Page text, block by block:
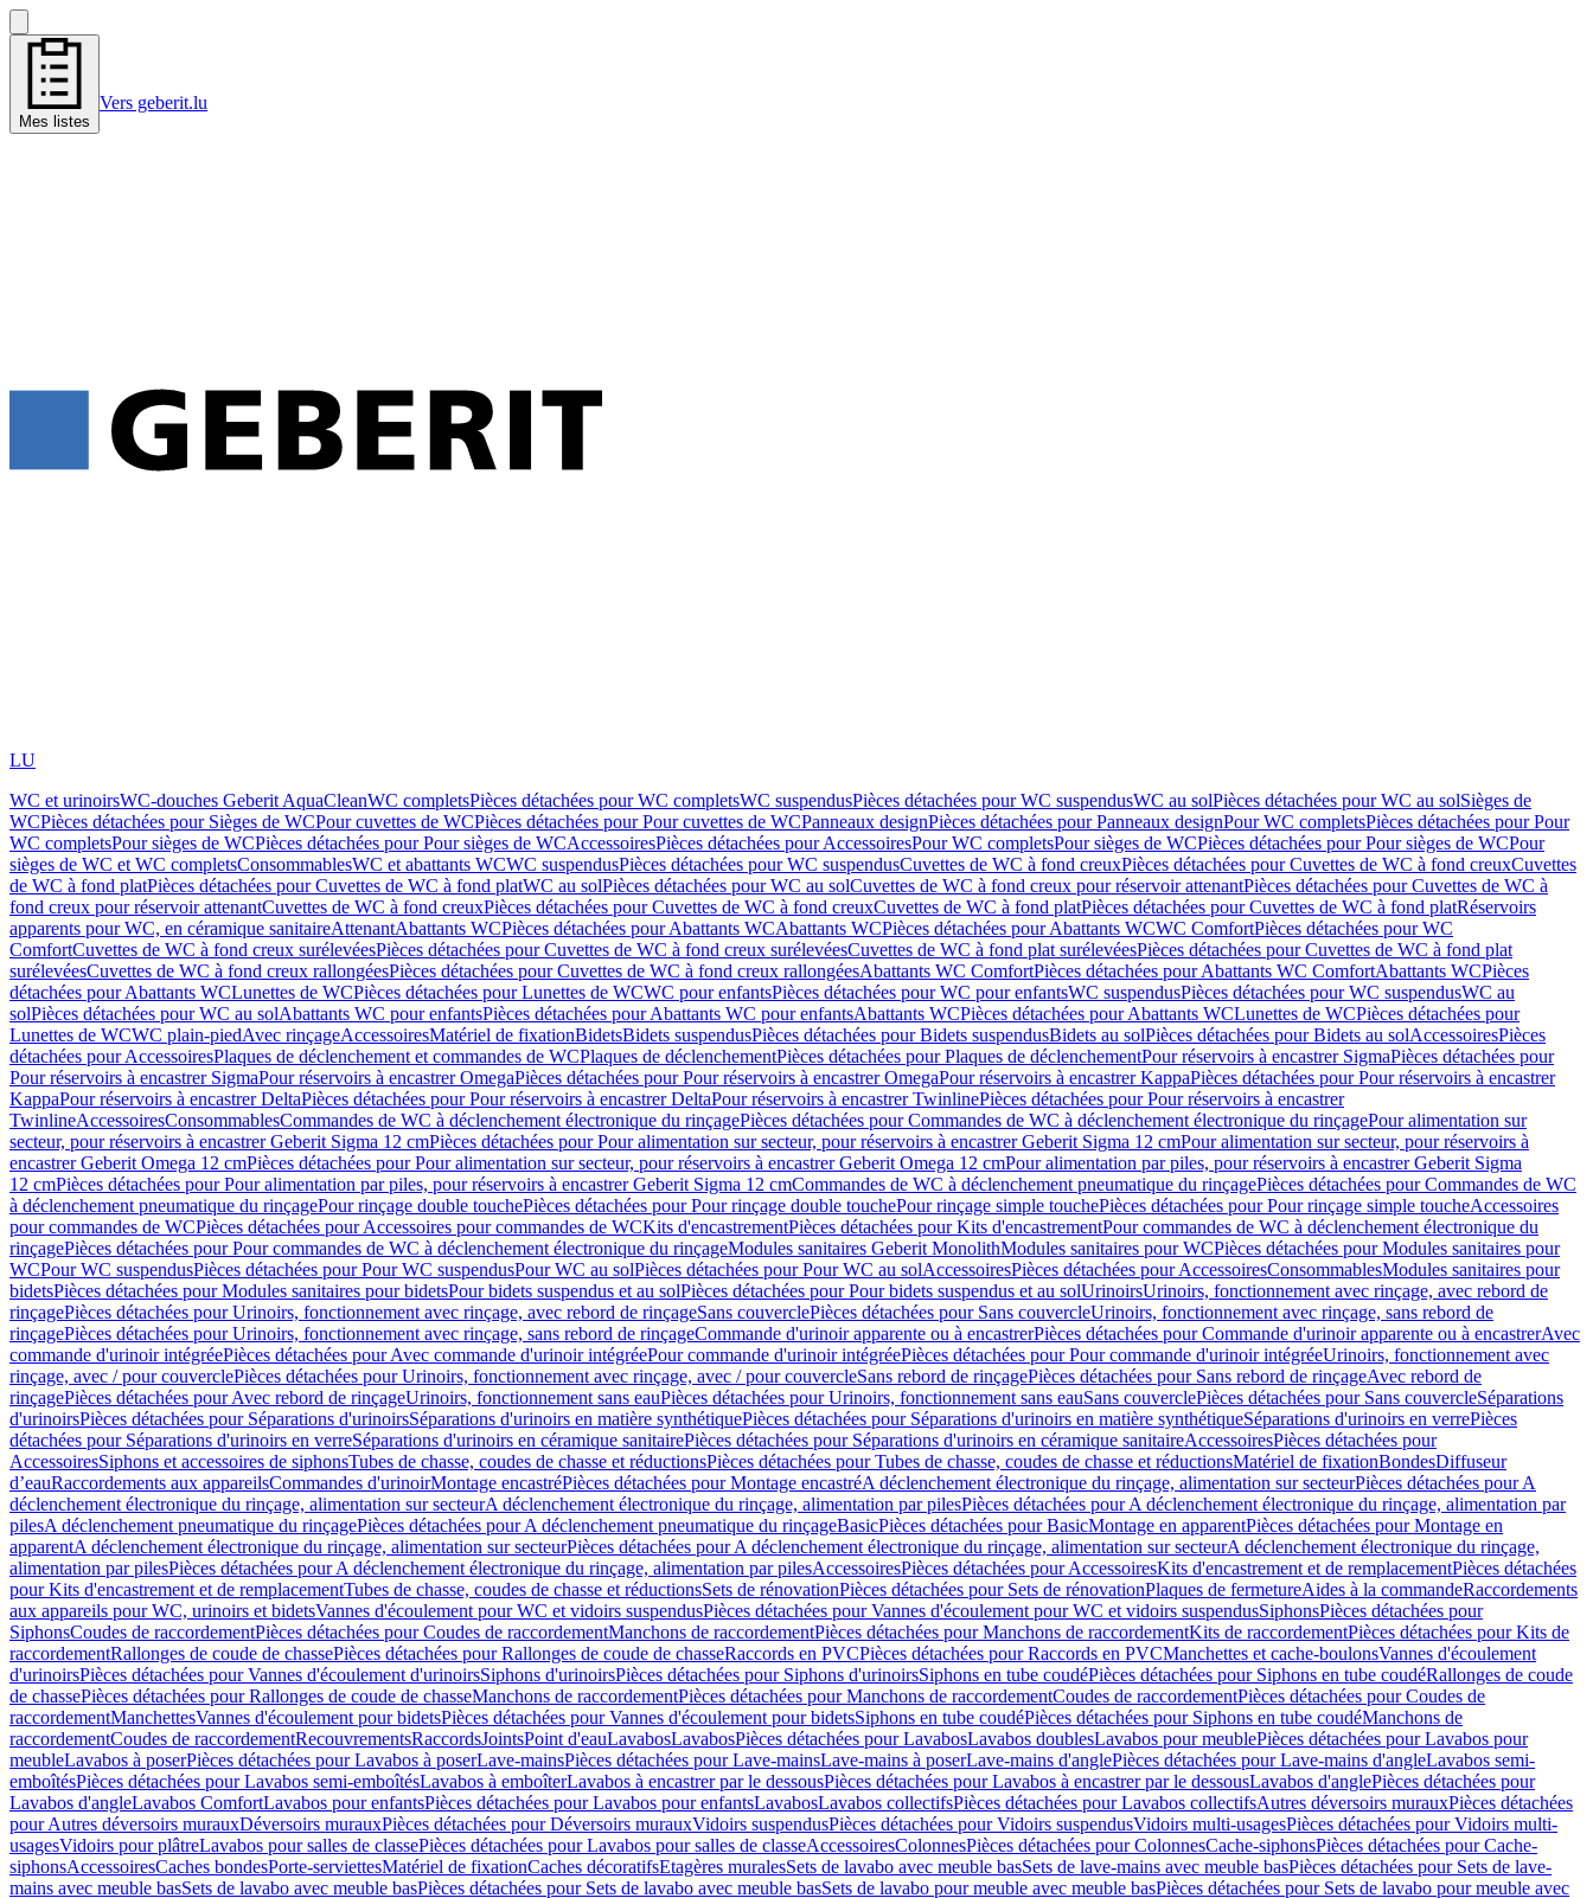
Mes listes
Vers geberit.lu
LU
WC et urinoirsWC-douches Geberit AquaCleanWC completsPièces détachées pour WC completsWC suspendusPièces détachées pour WC suspendusWC au solPièces détachées pour WC au solSièges de
WCPièces détachées pour Sièges de WCPour cuvettes de WCPièces détachées pour Pour cuvettes de WCPanneaux designPièces détachées pour Panneaux designPour WC completsPièces détachées pour Pour
WC completsPour sièges de WCPièces détachées pour Pour sièges de WCAccessoiresPièces détachées pour AccessoiresPour WC completsPour sièges de WCPièces détachées pour Pour sièges de WCPour
sièges de WC et WC completsConsommablesWC et abattants WCWC suspendusPièces détachées pour WC suspendusCuvettes de WC à fond creuxPièces détachées pour Cuvettes de WC à fond creuxCuvettes
de WC à fond platPièces détachées pour Cuvettes de WC à fond platWC au solPièces détachées pour WC au solCuvettes de WC à fond creux pour réservoir attenantPièces détachées pour Cuvettes de WC à
fond creux pour réservoir attenantCuvettes de WC à fond creuxPièces détachées pour Cuvettes de WC à fond creuxCuvettes de WC à fond platPièces détachées pour Cuvettes de WC à fond platRéservoirs
apparents pour WC, en céramique sanitaireAttenantAbattants WCPièces détachées pour Abattants WCAbattants WCPièces détachées pour Abattants WCWC ComfortPièces détachées pour WC
ComfortCuvettes de WC à fond creux surélevéesPièces détachées pour Cuvettes de WC à fond creux surélevéesCuvettes de WC à fond plat surélevéesPièces détachées pour Cuvettes de WC à fond plat
surélevéesCuvettes de WC à fond creux rallongéesPièces détachées pour Cuvettes de WC à fond creux rallongéesAbattants WC ComfortPièces détachées pour Abattants WC ComfortAbattants WCPièces
détachées pour Abattants WCLunettes de WCPièces détachées pour Lunettes de WCWC pour enfantsPièces détachées pour WC pour enfantsWC suspendusPièces détachées pour WC suspendusWC au
solPièces détachées pour WC au solAbattants WC pour enfantsPièces détachées pour Abattants WC pour enfantsAbattants WCPièces détachées pour Abattants WCLunettes de WCPièces détachées pour
Lunettes de WCWC plain-piedAvec rinçageAccessoiresMatériel de fixationBidetsBidets suspendusPièces détachées pour Bidets suspendusBidets au solPièces détachées pour Bidets au solAccessoiresPièces
détachées pour AccessoiresPlaques de déclenchement et commandes de WCPlaques de déclenchementPièces détachées pour Plaques de déclenchementPour réservoirs à encastrer SigmaPièces détachées pour
Pour réservoirs à encastrer SigmaPour réservoirs à encastrer OmegaPièces détachées pour Pour réservoirs à encastrer OmegaPour réservoirs à encastrer KappaPièces détachées pour Pour réservoirs à encastrer
KappaPour réservoirs à encastrer DeltaPièces détachées pour Pour réservoirs à encastrer DeltaPour réservoirs à encastrer TwinlinePièces détachées pour Pour réservoirs à encastrer
TwinlineAccessoiresConsommablesCommandes de WC à déclenchement électronique du rinçagePièces détachées pour Commandes de WC à déclenchement électronique du rinçagePour alimentation sur
secteur, pour réservoirs à encastrer Geberit Sigma 12 cmPièces détachées pour Pour alimentation sur secteur, pour réservoirs à encastrer Geberit Sigma 12 cmPour alimentation sur secteur, pour réservoirs à
encastrer Geberit Omega 12 cmPièces détachées pour Pour alimentation sur secteur, pour réservoirs à encastrer Geberit Omega 12 cmPour alimentation par piles, pour réservoirs à encastrer Geberit Sigma
12 cmPièces détachées pour Pour alimentation par piles, pour réservoirs à encastrer Geberit Sigma 12 cmCommandes de WC à déclenchement pneumatique du rinçagePièces détachées pour Commandes de WC
à déclenchement pneumatique du rinçagePour rinçage double touchePièces détachées pour Pour rinçage double touchePour rinçage simple touchePièces détachées pour Pour rinçage simple toucheAccessoires
pour commandes de WCPièces détachées pour Accessoires pour commandes de WCKits d'encastrementPièces détachées pour Kits d'encastrementPour commandes de WC à déclenchement électronique du
rinçagePièces détachées pour Pour commandes de WC à déclenchement électronique du rinçageModules sanitaires Geberit MonolithModules sanitaires pour WCPièces détachées pour Modules sanitaires pour
WCPour WC suspendusPièces détachées pour Pour WC suspendusPour WC au solPièces détachées pour Pour WC au solAccessoiresPièces détachées pour AccessoiresConsommablesModules sanitaires pour
bidetsPièces détachées pour Modules sanitaires pour bidetsPour bidets suspendus et au solPièces détachées pour Pour bidets suspendus et au solUrinoirsUrinoirs, fonctionnement avec rinçage, avec rebord de
rinçagePièces détachées pour Urinoirs, fonctionnement avec rinçage, avec rebord de rinçageSans couverclePièces détachées pour Sans couvercleUrinoirs, fonctionnement avec rinçage, sans rebord de
rinçagePièces détachées pour Urinoirs, fonctionnement avec rinçage, sans rebord de rinçageCommande d'urinoir apparente ou à encastrerPièces détachées pour Commande d'urinoir apparente ou à encastrerAvec
commande d'urinoir intégréePièces détachées pour Avec commande d'urinoir intégréePour commande d'urinoir intégréePièces détachées pour Pour commande d'urinoir intégréeUrinoirs, fonctionnement avec
rinçage, avec / pour couverclePièces détachées pour Urinoirs, fonctionnement avec rinçage, avec / pour couvercleSans rebord de rinçagePièces détachées pour Sans rebord de rinçageAvec rebord de
rinçagePièces détachées pour Avec rebord de rinçageUrinoirs, fonctionnement sans eauPièces détachées pour Urinoirs, fonctionnement sans eauSans couverclePièces détachées pour Sans couvercleSéparations
d'urinoirsPièces détachées pour Séparations d'urinoirsSéparations d'urinoirs en matière synthétiquePièces détachées pour Séparations d'urinoirs en matière synthétiqueSéparations d'urinoirs en verrePièces
détachées pour Séparations d'urinoirs en verreSéparations d'urinoirs en céramique sanitairePièces détachées pour Séparations d'urinoirs en céramique sanitaireAccessoiresPièces détachées pour
AccessoiresSiphons et accessoires de siphonsTubes de chasse, coudes de chasse et réductionsPièces détachées pour Tubes de chasse, coudes de chasse et réductionsMatériel de fixationBondesDiffuseur
d’eauRaccordements aux appareilsCommandes d'urinoirMontage encastréPièces détachées pour Montage encastréA déclenchement électronique du rinçage, alimentation sur secteurPièces détachées pour A
déclenchement électronique du rinçage, alimentation sur secteurA déclenchement électronique du rinçage, alimentation par pilesPièces détachées pour A déclenchement électronique du rinçage, alimentation par
pilesA déclenchement pneumatique du rinçagePièces détachées pour A déclenchement pneumatique du rinçageBasicPièces détachées pour BasicMontage en apparentPièces détachées pour Montage en
apparentA déclenchement électronique du rinçage, alimentation sur secteurPièces détachées pour A déclenchement électronique du rinçage, alimentation sur secteurA déclenchement électronique du rinçage,
alimentation par pilesPièces détachées pour A déclenchement électronique du rinçage, alimentation par pilesAccessoiresPièces détachées pour AccessoiresKits d'encastrement et de remplacementPièces détachées
pour Kits d'encastrement et de remplacementTubes de chasse, coudes de chasse et réductionsSets de rénovationPièces détachées pour Sets de rénovationPlaques de fermetureAides à la commandeRaccordements
aux appareils pour WC, urinoirs et bidetsVannes d'écoulement pour WC et vidoirs suspendusPièces détachées pour Vannes d'écoulement pour WC et vidoirs suspendusSiphonsPièces détachées pour
SiphonsCoudes de raccordementPièces détachées pour Coudes de raccordementManchons de raccordementPièces détachées pour Manchons de raccordementKits de raccordementPièces détachées pour Kits de
raccordementRallonges de coude de chassePièces détachées pour Rallonges de coude de chasseRaccords en PVCPièces détachées pour Raccords en PVCManchettes et cache-boulonsVannes d'écoulement
d'urinoirsPièces détachées pour Vannes d'écoulement d'urinoirsSiphons d'urinoirsPièces détachées pour Siphons d'urinoirsSiphons en tube coudéPièces détachées pour Siphons en tube coudéRallonges de coude
de chassePièces détachées pour Rallonges de coude de chasseManchons de raccordementPièces détachées pour Manchons de raccordementCoudes de raccordementPièces détachées pour Coudes de
raccordementManchettesVannes d'écoulement pour bidetsPièces détachées pour Vannes d'écoulement pour bidetsSiphons en tube coudéPièces détachées pour Siphons en tube coudéManchons de
raccordementCoudes de raccordementRecouvrementsRaccordsJointsPoint d'eauLavabosLavabosPièces détachées pour LavabosLavabos doublesLavabos pour meublePièces détachées pour Lavabos pour
meubleLavabos à poserPièces détachées pour Lavabos à poserLave-mainsPièces détachées pour Lave-mainsLave-mains à poserLave-mains d'anglePièces détachées pour Lave-mains d'angleLavabos semi-
emboîtésPièces détachées pour Lavabos semi-emboîtésLavabos à emboîterLavabos à encastrer par le dessousPièces détachées pour Lavabos à encastrer par le dessousLavabos d'anglePièces détachées pour
Lavabos d'angleLavabos ComfortLavabos pour enfantsPièces détachées pour Lavabos pour enfantsLavabosLavabos collectifsPièces détachées pour Lavabos collectifsAutres déversoirs murauxPièces détachées
pour Autres déversoirs murauxDéversoirs murauxPièces détachées pour Déversoirs murauxVidoirs suspendusPièces détachées pour Vidoirs suspendusVidoirs multi-usagesPièces détachées pour Vidoirs multi-
usagesVidoirs pour plâtreLavabos pour salles de classePièces détachées pour Lavabos pour salles de classeAccessoiresColonnesPièces détachées pour ColonnesCache-siphonsPièces détachées pour Cache-
siphonsAccessoiresCaches bondesPorte-serviettesMatériel de fixationCaches décoratifsEtagères muralesSets de lavabo avec meuble basSets de lave-mains avec meuble basPièces détachées pour Sets de lave-
mains avec meuble basSets de lavabo avec meuble basPièces détachées pour Sets de lavabo avec meuble basSets de lavabo pour meuble avec meuble basPièces détachées pour Sets de lavabo pour meuble avec